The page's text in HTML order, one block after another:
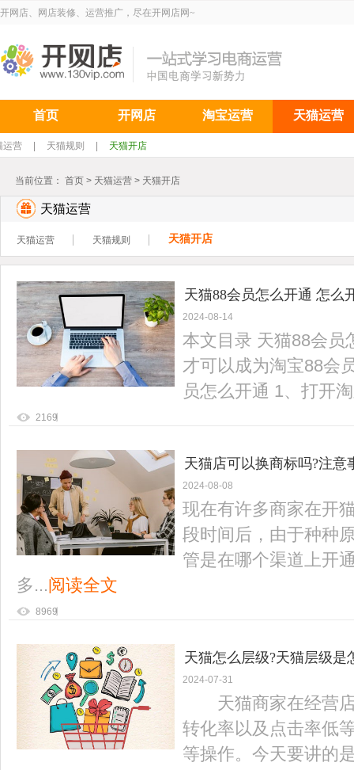
开网店、网店装修、运营推广，尽在开网店网~
首页 开网店 淘宝运营 天猫运营
运营 天猫规则 天猫开店
当前位置： 首页 > 天猫运营 > 天猫开店
天猫运营
天猫运营 天猫规则 天猫开店
天猫88会员怎么开通 怎么
2024-08-14
本文目录 天猫88会员
才可以成为淘宝88会
员怎么开通 1、打开
2169
天猫店可以换商标吗?注意
2024-08-08
现在有许多商家在开
段时间后，由于种种
管是在哪个渠道上开
多...阅读全文
8969
天猫怎么层级?天猫层级是
2024-07-31
天猫商家在经营店
转化率以及点击率低
等操作。今天要讲